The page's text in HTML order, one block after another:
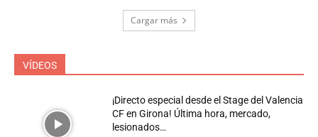
Cargar más
VÍDEOS
¡Directo especial desde el Stage del Valencia
CF en Girona! Última hora, mercado,
lesionados…